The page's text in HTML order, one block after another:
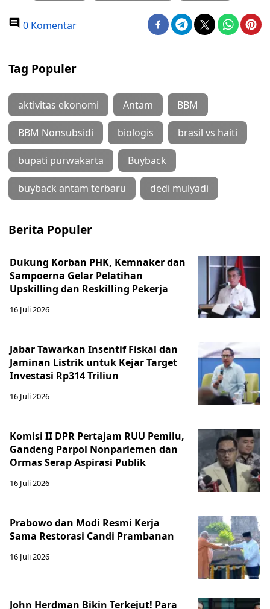
0 Komentar
Tag Populer
aktivitas ekonomi Antam BBM
BBM Nonsubsidi biologis brasil vs haiti
bupati purwakarta Buyback
buyback antam terbaru dedi mulyadi
Berita Populer
Dukung Korban PHK, Kemnaker dan
Sampoerna Gelar Pelatihan
Upskilling dan Reskilling Pekerja
16 Juli 2026
Jabar Tawarkan Insentif Fiskal dan
Jaminan Listrik untuk Kejar Target
Investasi Rp314 Triliun
16 Juli 2026
Komisi II DPR Pertajam RUU Pemilu,
Gandeng Parpol Nonparlemen dan
Ormas Serap Aspirasi Publik
16 Juli 2026
Prabowo dan Modi Resmi Kerja
Sama Restorasi Candi Prambanan
16 Juli 2026
John Herdman Bikin Terkejut! Para